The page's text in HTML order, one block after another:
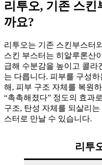
리투오, 기존 스
까요?
리투오는 기존 스킨부스터
스킨 부스터는 히알루론산
급해 수분감을 높이고 콜라
는 다릅니다. 피부를 구성
해, 피부 구조 자체를 복원
“촉촉해졌다” 정도의 효과
구조, 탄성 자체를 되살리
스터로 만날 수 있습니다.
리투